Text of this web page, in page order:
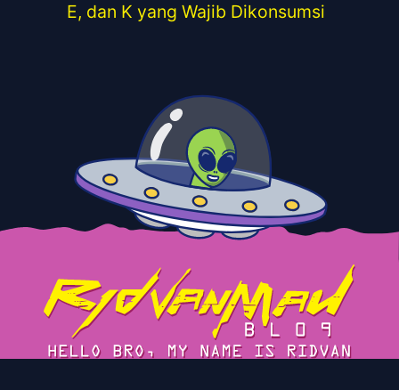
E, dan K yang Wajib Dikonsumsi